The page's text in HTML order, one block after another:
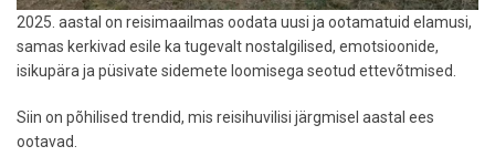
2025. aastal on reisimaailmas oodata uusi ja ootamatuid elamusi,
samas kerkivad esile ka tugevalt nostalgilised, emotsioonide,
isikupära ja püsivate sidemete loomisega seotud ettevõtmised.
Siin on põhilised trendid, mis reisihuvilisi järgmisel aastal ees
ootavad.